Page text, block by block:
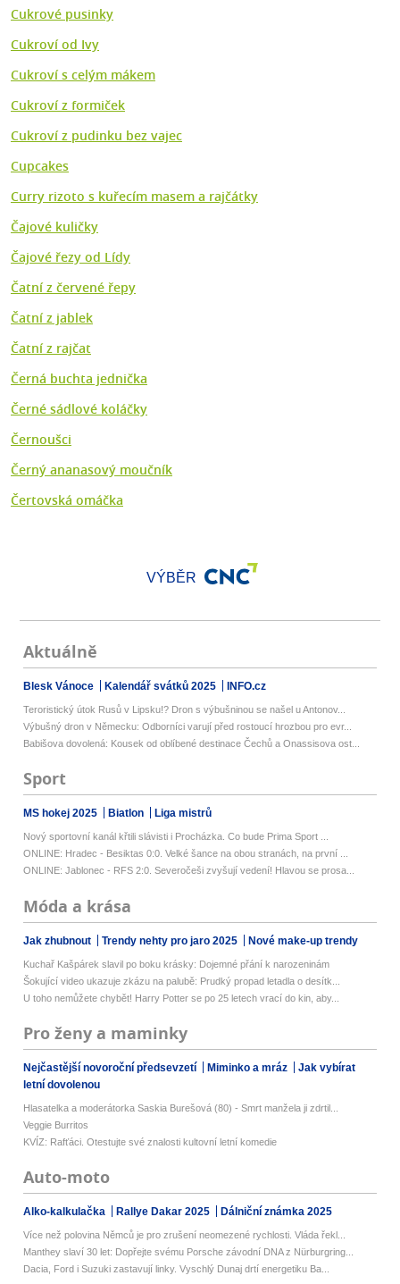
Cukrové pusinky
Cukroví od Ivy
Cukroví s celým mákem
Cukroví z formiček
Cukroví z pudinku bez vajec
Cupcakes
Curry rizoto s kuřecím masem a rajčátky
Čajové kuličky
Čajové řezy od Lídy
Čatní z červené řepy
Čatní z jablek
Čatní z rajčat
Černá buchta jednička
Černé sádlové koláčky
Černoušci
Černý ananasový moučník
Čertovská omáčka
VÝBĚR
Aktuálně
Blesk Vánoce Kalendář svátků 2025 INFO.cz
Teroristický útok Rusů v Lipsku!? Dron s výbušninou se našel u Antonov...
Výbušný dron v Německu: Odborníci varují před rostoucí hrozbou pro evr...
Babišova dovolená: Kousek od oblíbené destinace Čechů a Onassisova ost...
Sport
MS hokej 2025 Biatlon Liga mistrů
Nový sportovní kanál křtili slávisti i Procházka. Co bude Prima Sport ...
ONLINE: Hradec - Besiktas 0:0. Velké šance na obou stranách, na první ...
ONLINE: Jablonec - RFS 2:0. Severočeši zvyšují vedení! Hlavou se prosa...
Móda a krása
Jak zhubnout Trendy nehty pro jaro 2025 Nové make-up trendy
Kuchař Kašpárek slavil po boku krásky: Dojemné přání k narozeninám
Šokující video ukazuje zkázu na palubě: Prudký propad letadla o desítk...
U toho nemůžete chybět! Harry Potter se po 25 letech vrací do kin, aby...
Pro ženy a maminky
Nejčastější novoroční předsevzetí Miminko a mráz
Jak vybírat
letní dovolenou
Hlasatelka a moderátorka Saskia Burešová (80) - Smrt manžela ji zdrtil...
Veggie Burritos
KVÍZ: Rafťáci. Otestujte své znalosti kultovní letní komedie
Auto-moto
Alko-kalkulačka Rallye Dakar 2025 Dálniční známka 2025
Více než polovina Němců je pro zrušení neomezené rychlosti. Vláda řekl...
Manthey slaví 30 let: Dopřejte svému Porsche závodní DNA z Nürburgring...
Dacia, Ford i Suzuki zastavují linky. Vyschlý Dunaj drtí energetiku Ba...